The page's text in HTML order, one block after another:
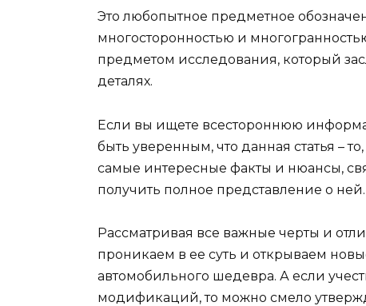
Это любопытное предметное
многосторонностью и
предметом исследования, который
деталях.
Если вы ищете всестороннюю
быть уверенным, что данная статья –
самые интересные факты и нюансы,
получить полное представление о ней.
Рассматривая все важные черты и
проникаем в ее суть и открываем
автомобильного шедевра. А если
модификаций, то можно смело